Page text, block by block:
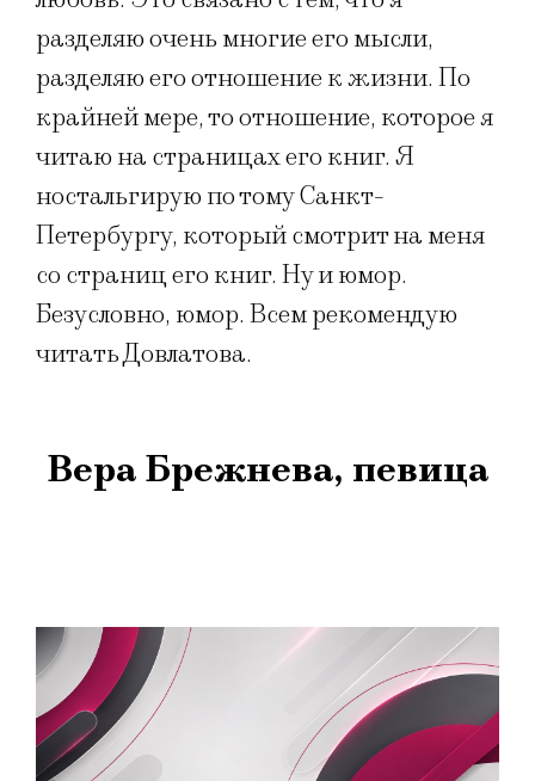
разделяю очень многие его мысли,
разделяю его отношение к жизни. По
крайней мере, то отношение, которое я
читаю на страницах его книг. Я
ностальгирую по тому Санкт-
Петербургу, который смотрит на меня
со страниц его книг. Ну и юмор.
Безусловно, юмор. Всем рекомендую
читать Довлатова.
Вера Брежнева, певица